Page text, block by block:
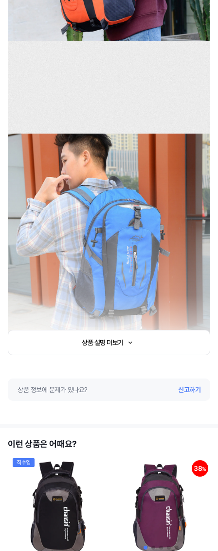
상품 설명 더보기
상품 정보에 문제가 있나요? 신고하기
이런 상품은 어때요?
직수입
38%